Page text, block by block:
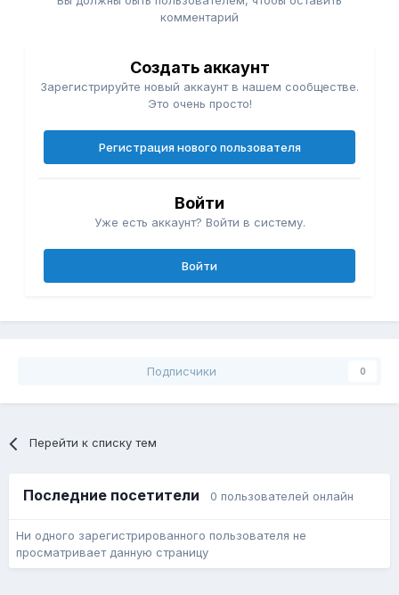
комментарий
Создать аккаунт
Зарегистрируйте новый аккаунт в нашем сообществе.
Это очень просто!
Регистрация нового пользователя
Войти
Уже есть аккаунт? Войти в систему.
Войти
Подписчики 0
Перейти к списку тем
Последние посетители 0 пользователей онлайн
Ни одного зарегистрированного пользователя не
просматривает данную страницу